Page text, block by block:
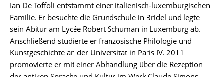
Biographie
Ian De Toffoli entstammt einer italienisch-luxemburgischen
Familie. Er besuchte die Grundschule in Bridel und legte
sein Abitur am Lycée Robert Schuman in Luxemburg ab.
Anschließend studierte er französische Philologie und
Kunstgeschichte an der Universität in Paris IV. 2011
promovierte er mit einer Abhandlung über die Rezeption